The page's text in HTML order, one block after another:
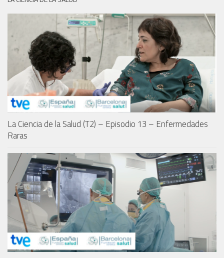
La Ciencia de la Salud (T2) – Episodio 13 – Enfermedades
Raras